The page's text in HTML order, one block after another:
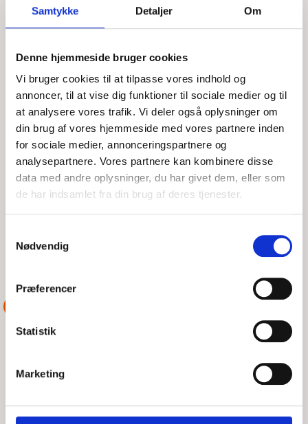
Samtykke Detaljer Om
Denne hjemmeside bruger cookies
Vi bruger cookies til at tilpasse vores indhold og
annoncer, til at vise dig funktioner til sociale medier og til
at analysere vores trafik. Vi deler også oplysninger om
din brug af vores hjemmeside med vores partnere inden
for sociale medier, annonceringspartnere og
analysepartnere. Vores partnere kan kombinere disse
data med andre oplysninger, du har givet dem, eller som
de har indsamlet fra din brug af deres tjenester.
Nødvendig
Præferencer
Statistik
Marketing
DSRS JUELSMINDE
35 FODS SEJLBÅD MED MOTORSKADE 1
SØMIL FRA BOGENSE HAVN.